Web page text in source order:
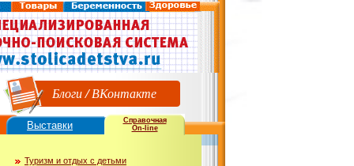
Блоги/ВКонтакте
Туризм и отдых с детьми
Справочная
On-line
Выставки